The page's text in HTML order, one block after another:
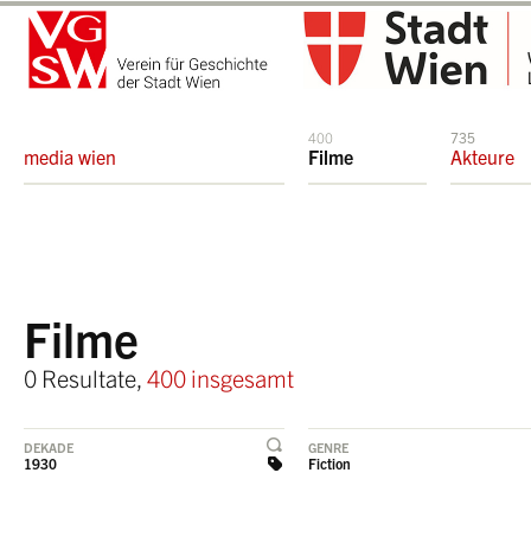
media wien
400
Filme
735
Akteure
Filme
0 Resultate, 400 insgesamt
DEKADE
1930
GENRE
Fiction